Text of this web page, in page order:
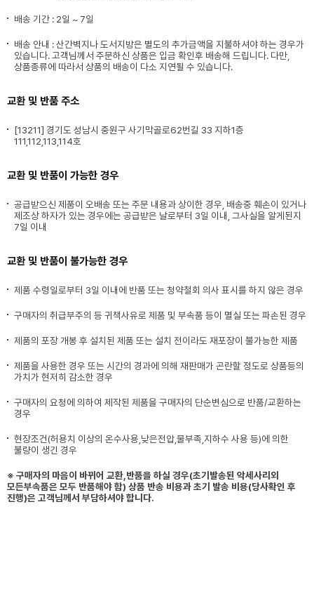
배송 기간 : 2일 ~ 7일
배송 안내 : 산간벽지나 도서지방은 별도의 추가금액을 지불하셔야 하는 경우가
있습니다. 고객님께서 주문하신 상품은 입금 확인후 배송해 드립니다. 다만,
상품종류에 따라서 상품의 배송이 다소 지연될 수 있습니다.
교환 및 반품 주소
[13211] 경기도 성남시 중원구 사기막골로62번길 33 지하1층
111,112,113,114호
교환 및 반품이 가능한 경우
공급받으신 제품이 오배송 또는 주문 내용과 상이한 경우, 배송중 훼손이 있거나
제조상 하자가 있는 경우에는 공급받은 날로부터 3일 이내, 그사실을 알게된지
7일 이내
교환 및 반품이 불가능한 경우
제품 수령일로부터 3일 이내에 반품 또는 청약철회 의사 표시를 하지 않은 경우
구매자의 취급부주의 등 귀책사유로 제품 및 부속품 등이 멸실 또는 파손된 경우
제품의 포장 개봉 후 설치된 제품 또는 설치 전이라도 재포장이 불가능한 제품
제품을 사용한 경우 또는 시간의 경과에 의해 재판매가 곤란할 정도로 상품등의
가치가 현저히 감소한 경우
구매자의 요청에 의하여 제작된 제품을 구매자의 단순변심으로 반품/교환하는
경우
현장조건(허용치 이상의 온수사용,낮은전압,물부족,지하수 사용 등)에 의한
불량이 생긴 경우
※ 구매자의 마음이 바뀌어 교환,반품을 하실 경우(초기발송된 악세사리외
모든부속품은 모두 반품해야 함) 상품 반송 비용과 초기 발송 비용(당사확인 후
진행)은 고객님께서 부담하셔야 합니다.